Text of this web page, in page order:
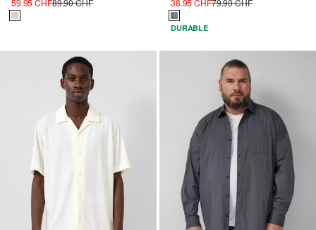
59.95 CHF89.90 CHF 38.95 CHF79.90 CHF
DURABLE